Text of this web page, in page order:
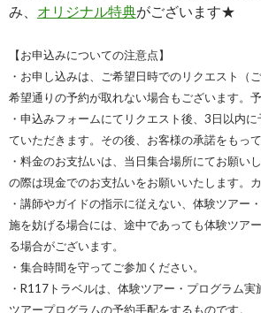
み、 オリジナル特典がございます★
【お申込みについての注意点】
・お申し込みは、ご希望日時でのリクエスト（
希望通りの予約が取れない場合もございます。予
・申込みフォームにてリクエスト後、3日以内
ていただきます。その後、お客様の承諾をもっ
・料金のお支払いは、当日集合場所にてお願い
の際は現金でのお支払いをお願いいたします。
・講師やガイドの指示に従えない、体験ツアー
施を妨げる場合には、途中であっても体験ツア
る場合がございます。
・集合時間を守ってご参加ください。
・R117トラベルは、体験ツアー・プログラム
ツアープログラムの予約手配をするものです。